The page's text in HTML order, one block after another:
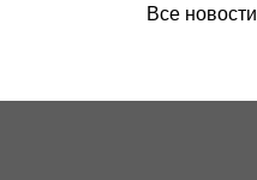
Все новости